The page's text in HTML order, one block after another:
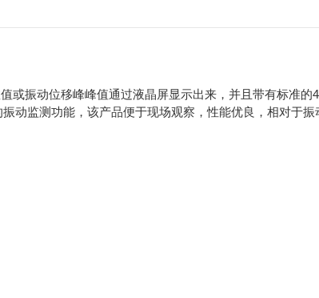
或振动位移峰峰值通过液晶屏显示出来，并且带有标准的
动监测功能，该产品便于现场观察，性能优良，相对于振